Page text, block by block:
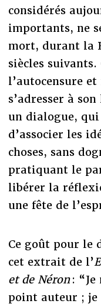
considérés
importants, ne
mort, durant la
siècles
l’autocensure
s’adresser à
un dialogue, qui
d’associer les
choses, sans
pratiquant le
libérer la
une fête de
Ce goût pour le
cet extrait de l’
et de Néron: “Je
point auteur ; je